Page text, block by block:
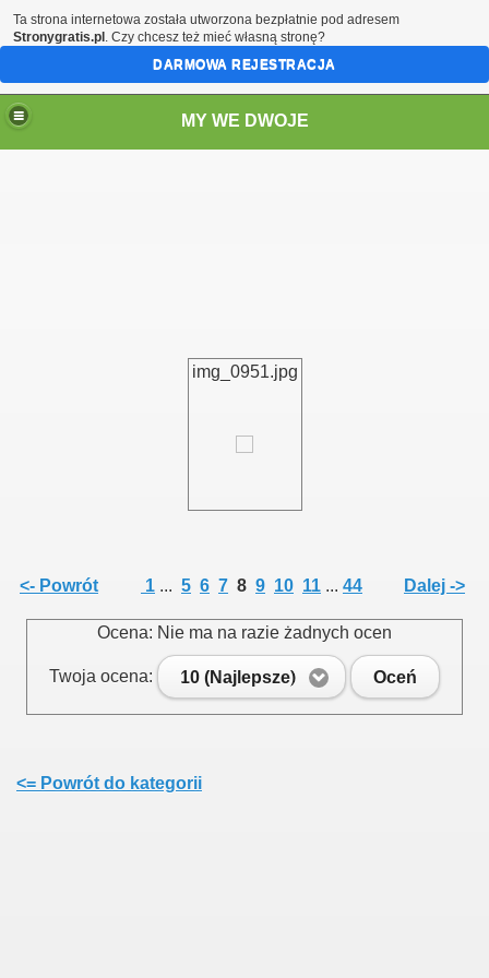
MY WE DWOJE
img_0951.jpg
<- Powrót 1 ... 5 6 7 8 9 10 11 ... 44 Dalej ->
Ocena: Nie ma na razie żadnych ocen
Twoja ocena: 10 (Najlepsze) Oceń
<= Powrót do kategorii
Ta strona internetowa została utworzona bezpłatnie pod adresem
Stronygratis.pl . Czy chcesz też mieć własną stronę?
DARMOWA REJESTRACJA